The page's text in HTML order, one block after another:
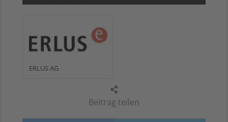
Beitrag teilen
ERLUS AG